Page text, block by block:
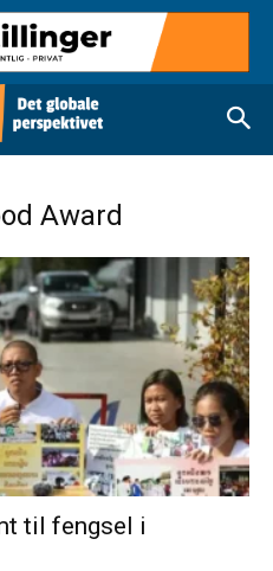
Award
til fengsel i